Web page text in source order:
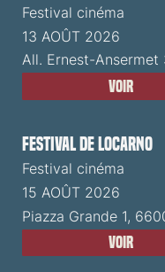
Festival cinéma
13 AOÛT 2026
All. Ernest-Ansermet
Voir
Festival de Locarno
Festival cinéma
15 AOÛT 2026
Piazza Grande 1,
Voir